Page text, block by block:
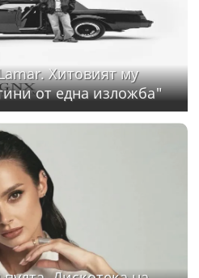
Хитовият му
от една изложба"